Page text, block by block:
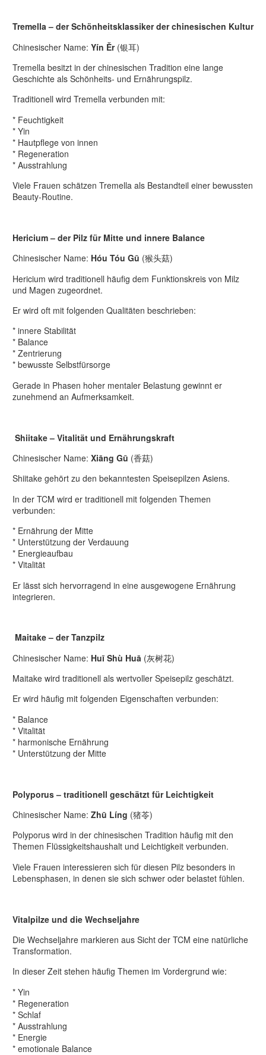
Tremella – der Schönheitsklassiker der chinesischen Kultur
Chinesischer Name: Yín Ěr(银耳)
Tremella besitzt in der chinesischen Tradition eine lange
Geschichte als Schönheits- und Ernährungspilz.
Traditionell wird Tremella verbunden mit:
* Feuchtigkeit
* Yin
* Hautpflege von innen
* Regeneration
* Ausstrahlung
Viele Frauen schätzen Tremella als Bestandteil einer bewussten
Beauty-Routine.
Hericium – der Pilz für Mitte und innere Balance
Chinesischer Name: Hóu Tóu Gū (猴头菇)
Hericium wird traditionell häufig dem Funktionskreis von Milz
und Magen zugeordnet.
Er wird oft mit folgenden Qualitäten beschrieben:
* innere Stabilität
* Balance
* Zentrierung
* bewusste Selbstfürsorge
Gerade in Phasen hoher mentaler Belastung gewinnt er
zunehmend an Aufmerksamkeit.
Shiitake – Vitalität und Ernährungskraft
Chinesischer Name: Xiāng Gū (香菇)
Shiitake gehört zu den bekanntesten Speisepilzen Asiens.
In der TCM wird er traditionell mit folgenden Themen
verbunden:
* Ernährung der Mitte
* Unterstützung der Verdauung
* Energieaufbau
* Vitalität
Er lässt sich hervorragend in eine ausgewogene Ernährung
integrieren.
Maitake – der Tanzpilz
Chinesischer Name: Huī Shù Huā (灰树花)
Maitake wird traditionell als wertvoller Speisepilz geschätzt.
Er wird häufig mit folgenden Eigenschaften verbunden:
* Balance
* Vitalität
* harmonische Ernährung
* Unterstützung der Mitte
Polyporus – traditionell geschätzt für Leichtigkeit
Chinesischer Name: Zhū Líng (猪苓)
Polyporus wird in der chinesischen Tradition häufig mit den
Themen Flüssigkeitshaushalt und Leichtigkeit verbunden.
Viele Frauen interessieren sich für diesen Pilz besonders in
Lebensphasen, in denen sie sich schwer oder belastet fühlen.
Vitalpilze und die Wechseljahre
Die Wechseljahre markieren aus Sicht der TCM eine natürliche
Transformation.
In dieser Zeit stehen häufig Themen im Vordergrund wie:
* Yin
* Regeneration
* Schlaf
* Ausstrahlung
* Energie
* emotionale Balance